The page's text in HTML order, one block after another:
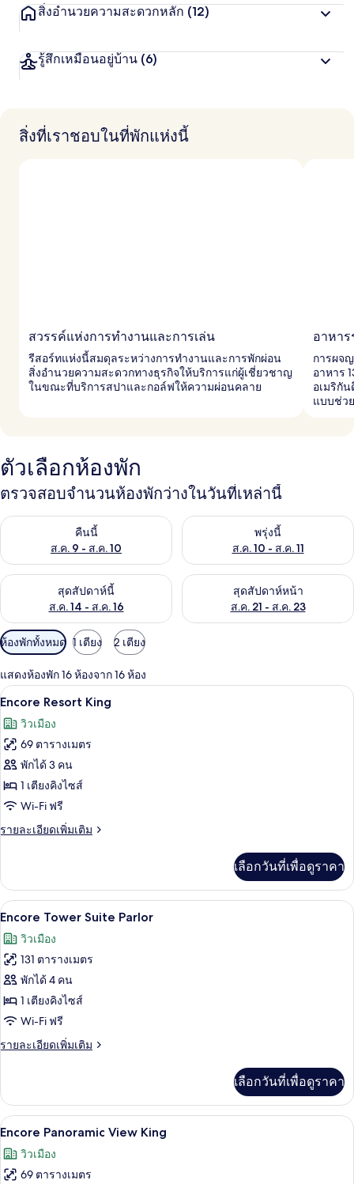
สิ่งอำนวยความสะดวกหลัก (12)
รู้สึกเหมือนอยู่บ้าน (6)
สิ่งที่เราชอบในที่พักแห่งนี้
สวรรค์แห่งการทำงานและการเล่น
รีสอร์ทแห่งนี้สมดุลระหว่างการทำงานและการพักผ่อน
สิ่งอำนวยความสะดวกทางธุรกิจให้บริการแก่ผู้เชี่ยวชาญ
ในขณะที่บริการสปาและกอล์ฟให้ความผ่อนคลาย
อาหาร
การผจ
อาหาร
อเมริกั
แบบช่ว
ตัวเลือกห้องพัก
ตรวจสอบจำนวนห้องพักว่างในวันที่เหล่านี้
คืนนี้
ส.ค. 9 - ส.ค. 10
ตรวจสอบจำนวนห้องพักว่างในคืนนี้ ส.ค. 9 - ส.ค. 10
พรุ่งนี้
ส.ค. 10 - ส.ค. 11
ตรวจสอบจำนวนห้องพักว่างใน
สุดสัปดาห์นี้
ส.ค. 14 - ส.ค. 16
ตรวจสอบจำนวนห้องพักว่างในสุดสัปดาห์นี้ ส.ค. 14 - ส.ค. 16
สุดสัปดาห์หน้า
ส.ค. 21 - ส.ค. 23
ตรวจสอบจำนวนห้องพักว่างใน
ตัว
กรอง
ที่
มี
ให้
สำหรับ
ห้อง
พัก
ห้องพักทั้งหมด 1 เตียง 2 เตียง
แสดงห้องพัก 16 ห้องจาก 16 ห้อง
เปิด
ภาพถ่าย
ทั้งหมด
ของ
Encore
Resort
เครื่องนอนระดับพรีเมียม, เตียงพร้อม
5
Encore Resort King
วิวเมือง
69 ตารางเมตร
พักได้ 3 คน
1 เตียงคิงไซส์
Wi-Fi ฟรี
รายละเอียดเพิ่มเติม
ราย
เกี่ยว
กับ
Encore
King
เลือกวันที่เพื่อดูราคา
เปิด
ภาพถ่าย
ทั้งหมด
ของ
Encore
Tower
Parlor
เครื่องนอนระดับพรีเมียม, เตียงพร้อม
4
Encore Tower Suite Parlor
วิวเมือง
131 ตารางเมตร
พักได้ 4 คน
1 เตียงคิงไซส์
Wi-Fi ฟรี
รายละเอียดเพิ่มเติม
ราย
เกี่ยว
กับ
Encore
Suite
Parlor
เลือกวันที่เพื่อดูราคา
เปิด
ภาพถ่าย
ทั้งหมด
เครื่องนอนระดับพรีเมียม, เตียงพร้อม
6
Encore Panoramic View King
วิวเมือง
69 ตารางเมตร